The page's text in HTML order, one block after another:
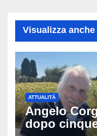
Visualizza anche
ATTUALITÀ
Angelo
dopo